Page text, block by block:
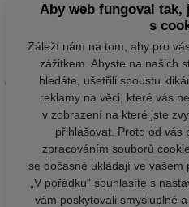
Aby web fungoval tak,
s
Záleží nám na tom, aby pro
zážitkem. Abyste na našich
hledáte, ušetřili spoustu
reklamy na věci, které vás
v zobrazení na které jste
přihlašovat. Proto od vás
zpracováním souborů
se dočasně ukládají ve vašem
„V pořádku“ souhlasíte s
vám poskytovali smysluplné